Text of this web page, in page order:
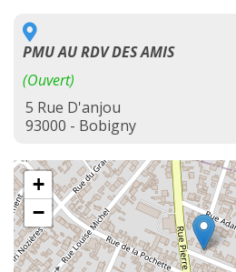
PMU AU RDV DES AMIS
(Ouvert)
5 Rue D'anjou
93000 - Bobigny
+
−